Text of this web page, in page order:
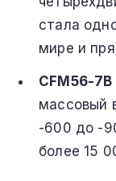
стала
мире и
CFM56-7B
массовый
-600 до -
более 15